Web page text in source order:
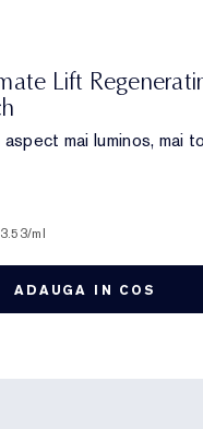
Lift
mai luminos, mai
/ml
ADAUGA IN COS